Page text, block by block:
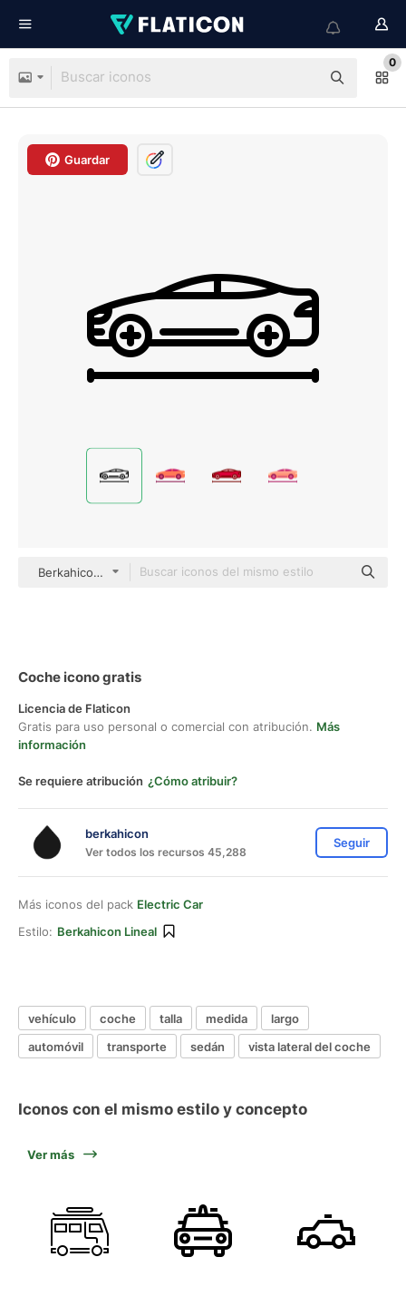
0
Guardar
Berkahicon Lineal
Coche icono gratis
Licencia de Flaticon
Gratis para uso personal o comercial con atribución. Más
información
Se requiere atribución ¿Cómo atribuir?
berkahicon
Ver todos los recursos 45,288
Seguir
Más iconos del pack Electric Car
Estilo: Berkahicon Lineal
vehículo coche talla medida
largo
automóvil
transporte sedán vista lateral del coche
Iconos con el mismo estilo y concepto
Ver más